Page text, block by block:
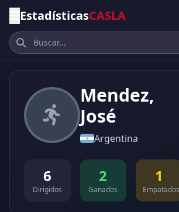
EstadísticasCASLA
Mendez,
José
Argentina
6
Dirigidos
2
Ganados
1
Empatados